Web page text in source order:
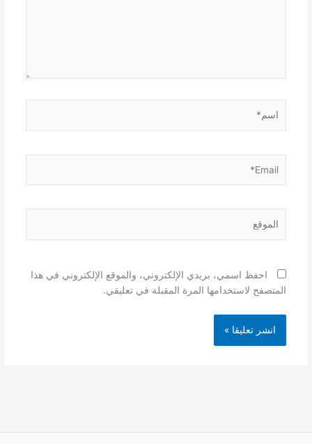
احفظ اسمي، بريدي الإلكتروني، والموقع الإلكتروني في هذا
المتصفح لاستخدامها المرة المقبلة في تعليقي.